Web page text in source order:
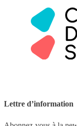
Lettre d’information